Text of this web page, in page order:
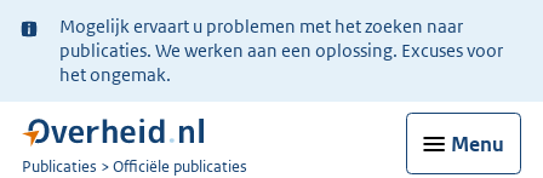
Ter
informatie:
Mogelijk ervaart u problemen met het zoeken naar
publicaties. We werken aan een oplossing. Excuses voor
het ongemak.
Menu
U
Publicaties Officiële publicaties